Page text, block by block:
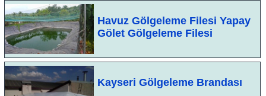
Havuz Gölgeleme Filesi Yapay
Gölet Gölgeleme Filesi
Kayseri Gölgeleme Brandası